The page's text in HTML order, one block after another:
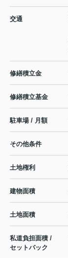
交通
修繕積立金
修繕積立基金
駐車場 / 月額
その他条件
土地権利
建物面積
土地面積
私道負担面積 /
セットバック